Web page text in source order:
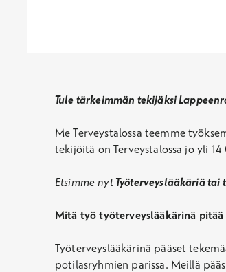
Tule tärkeimmän tekijäksi
Me Terveystalossa teemme
tekijöitä on Terveystalossa jo yli
Etsimme nytTyöterveyslääkäriä tai
Mitä työ työterveyslääkärinä pitää
Työterveyslääkärinä pääset
potilasryhmien parissa. Meillä